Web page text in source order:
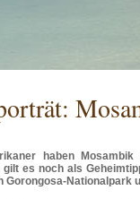
haben
gilt es noch als
Gorongosa-Nationalpark